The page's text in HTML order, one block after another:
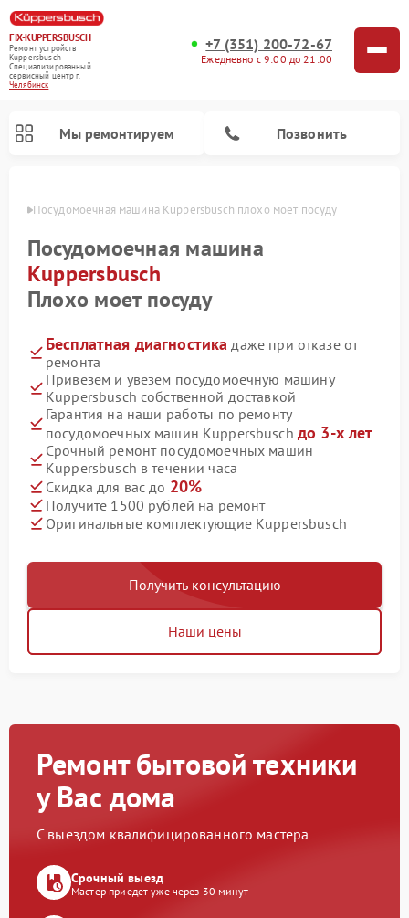
FIX-KUPPERSBUSCH
Ремонт устройств
Kuppersbusch
Специализированный
cервисный центр г.
Челябинск
+7 (351) 200-72-67
Ежедневно с 9:00 до 21:00
Мы ремонтируем Позвонить
Посудомоечная машина Kuppersbusch плохо моет посуду
Посудомоечная машина
Kuppersbusch
Плохо моет посуду
Бесплатная диагностика даже при отказе от
ремонта
Привезем и увезем посудомоечную машину
Kuppersbusch собственной доставкой
Гарантия на наши работы по ремонту
посудомоечных машин Kuppersbusch до 3-х лет
Срочный ремонт посудомоечных машин
Kuppersbusch в течении часа
Скидка для вас до 20%
Получите 1500 рублей на ремонт
Оригинальные комплектующие Kuppersbusch
Получить консультацию
Наши цены
Ремонт бытовой техники
у Вас дома
С выездом квалифицированного мастера
Срочный выезд
Мастер приедет уже через 30 минут